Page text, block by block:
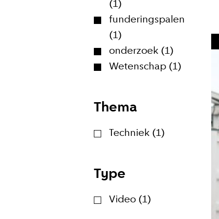
Meld
Blijf
Amsterdam.
E-
Hoe
(1)
funderingspalen
(1)
onderzoek (1)
Wetenschap (1)
Thema
Techniek (1)
Type
Video (1)